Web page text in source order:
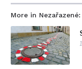
More in Nezařazené: